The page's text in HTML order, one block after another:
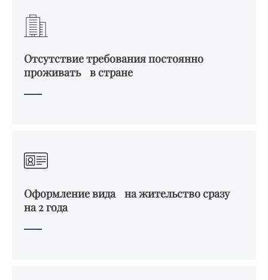
Отсутствие требования постоянно
проживать в стране
Оформление вида на жительство сразу
на 2 года